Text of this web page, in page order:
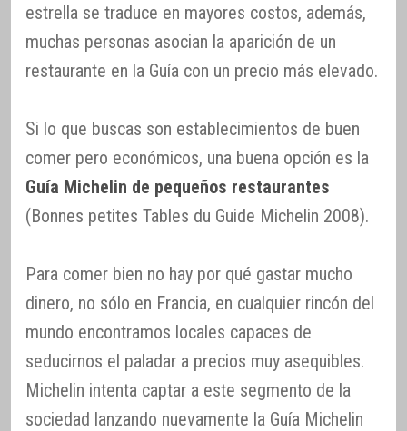
estrella se traduce en mayores costos, además,
muchas personas asocian la aparición de un
restaurante en la Guía con un precio más elevado.
Si lo que buscas son establecimientos de buen
comer pero económicos, una buena opción es la
Guía Michelin de pequeños restaurantes
(Bonnes petites Tables du Guide Michelin 2008).
Para comer bien no hay por qué gastar mucho
dinero, no sólo en Francia, en cualquier rincón del
mundo encontramos locales capaces de
seducirnos el paladar a precios muy asequibles.
Michelin intenta captar a este segmento de la
sociedad lanzando nuevamente la Guía Michelin